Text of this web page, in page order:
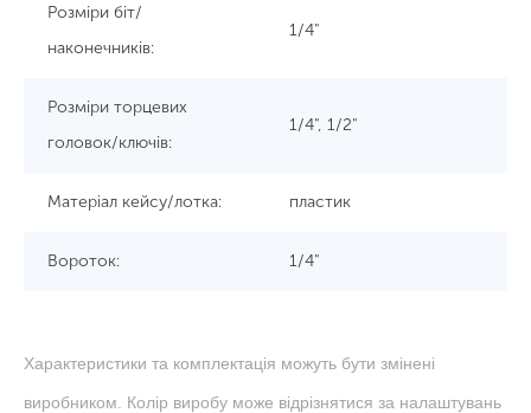
Розміри біт/
наконечників:
1/4"
Розміри торцевих
головок/ключів:
1/4", 1/2"
Матеріал кейсу/лотка: пластик
Вороток: 1/4"
Характеристики та комплектація можуть бути змінені
виробником. Колір виробу може відрізнятися за налаштувань